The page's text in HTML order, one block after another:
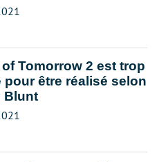
Tomorrow 2 est trop
pour être réalisé selon
Blunt